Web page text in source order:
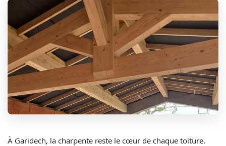
À Garidech, la charpente reste le cœur de chaque toiture.